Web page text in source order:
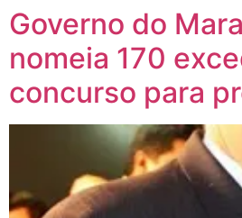
Governo do
nomeia 170
concurso para